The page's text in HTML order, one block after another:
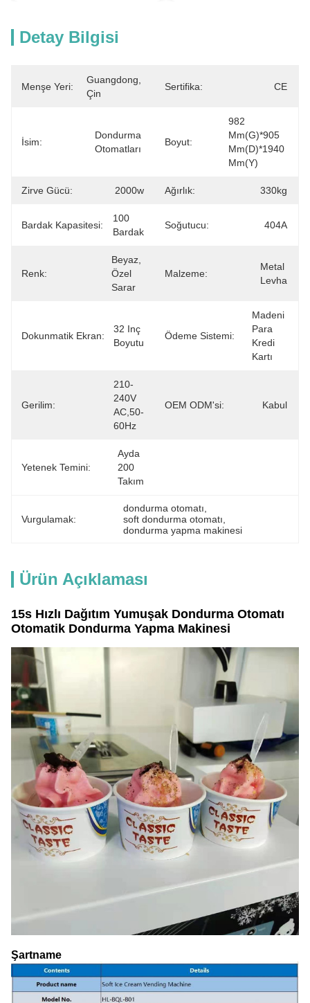
Detay Bilgisi
Menşe Yeri:
Guangdong,
Çin
Sertifika: CE
İsim:
Dondurma
Otomatları
Boyut:
982
Mm(G)*905
Mm(D)*1940
Mm(Y)
Zirve Gücü: 2000w Ağırlık: 330kg
Bardak Kapasitesi:
100
Bardak
Soğutucu: 404A
Renk:
Beyaz,
Özel
Sarar
Malzeme:
Metal
Levha
Dokunmatik Ekran:
32 Inç
Boyutu
Ödeme Sistemi:
Madeni
Para
Kredi
Kartı
Gerilim:
210-
240V
AC,50-
60Hz
OEM ODM'si: Kabul
Yetenek Temini:
Ayda
200
Takım
Vurgulamak:
dondurma otomatı
soft dondurma otomatı
dondurma yapma makinesi
Ürün Açıklaması
15s Hızlı Dağıtım Yumuşak Dondurma Otomatı
Otomatik Dondurma Yapma Makinesi
Şartname